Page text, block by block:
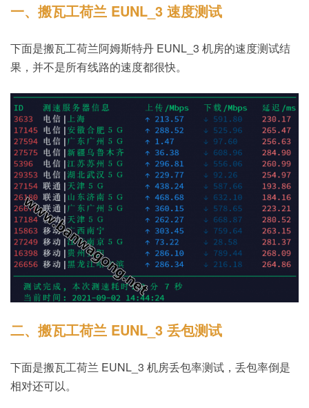
一、搬瓦工荷兰 EUNL_3 速度测试
下面是搬瓦工荷兰阿姆斯特丹 EUNL_3 机房的速度测试结
果，并不是所有线路的速度都很快。
二、搬瓦工荷兰 EUNL_3 丢包测试
下面是搬瓦工荷兰 EUNL_3 机房丢包率测试，丢包率倒是
相对还可以。